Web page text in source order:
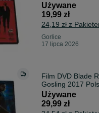
Używane
19,99 zł
24,19 zł z
Gorlice
17 lipca 2026
Film DVD Blade
Gosling 2017
Używane
29,99 zł